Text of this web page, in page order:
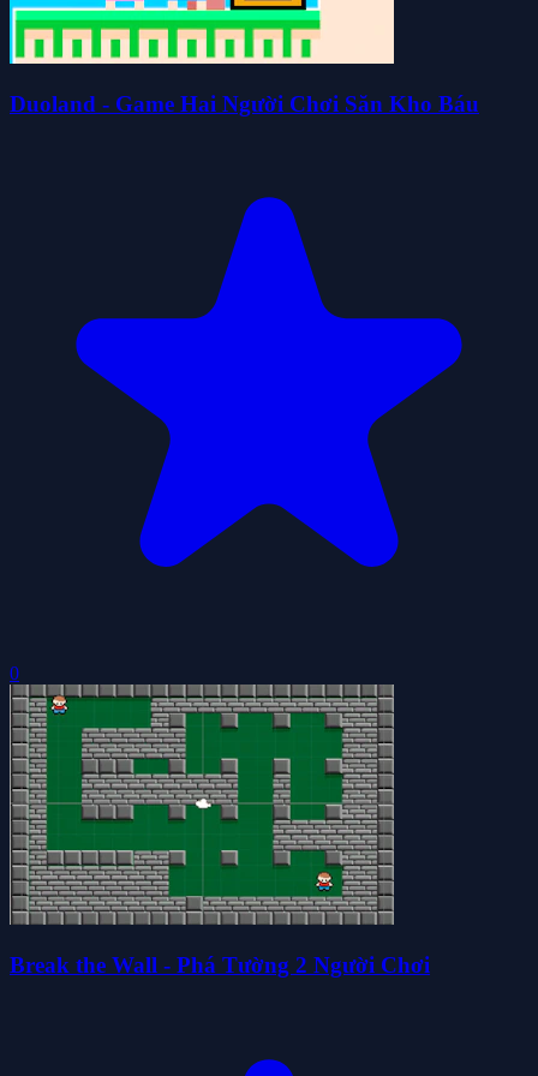
Duoland - Game Hai Người Chơi Săn Kho Báu
0
Break the Wall - Phá Tường 2 Người Chơi